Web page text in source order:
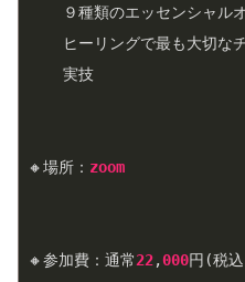
９種類のエッセンシャル
ヒーリングで最も大切な
実技
🔸場所： zoom
🔸参加費：通常22,000円(税